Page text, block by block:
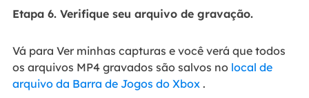
Etapa 6. Verifique seu arquivo de gravação.
Vá para Ver minhas capturas e você verá que todos
os arquivos MP4 gravados são salvos no local de
arquivo da Barra de Jogos do Xbox.